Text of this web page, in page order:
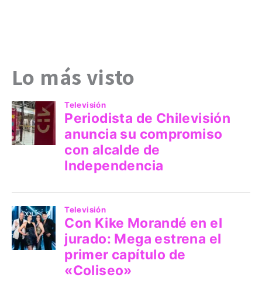
Lo más visto